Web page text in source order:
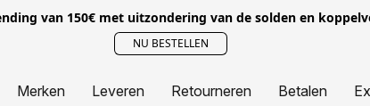
van 150€ met uitzondering van de solden en
NU BESTELLEN
Merken Leveren Retourneren Betalen